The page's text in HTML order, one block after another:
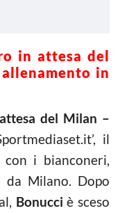
in attesa del
in
del Milan –
il
i bianconeri,
da Milano. Dopo
Bonucci è sceso